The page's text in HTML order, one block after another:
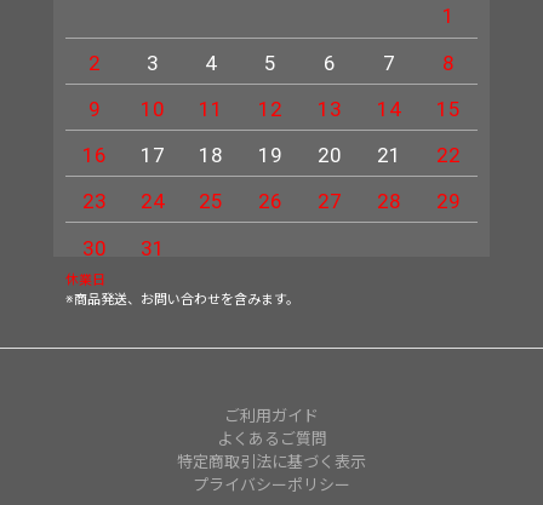
1
2
3 4 5 6 7
8
9
10 11 12 13 14
15
16
17 18 19 20 21
22
23
24 25 26 27 28
29
30
31
休業日
※商品発送、お問い合わせを含みます。
ご利用ガイド
よくあるご質問
特定商取引法に基づく表示
プライバシーポリシー